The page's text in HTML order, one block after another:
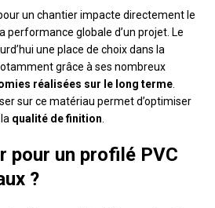
un chantier impacte directement le
performance globale d’un projet. Le
une place de choix dans la
grâce à ses nombreux
réalisées sur le long terme
sur ce matériau permet d’optimiser
qualité de finition
pour un profilé PVC
?